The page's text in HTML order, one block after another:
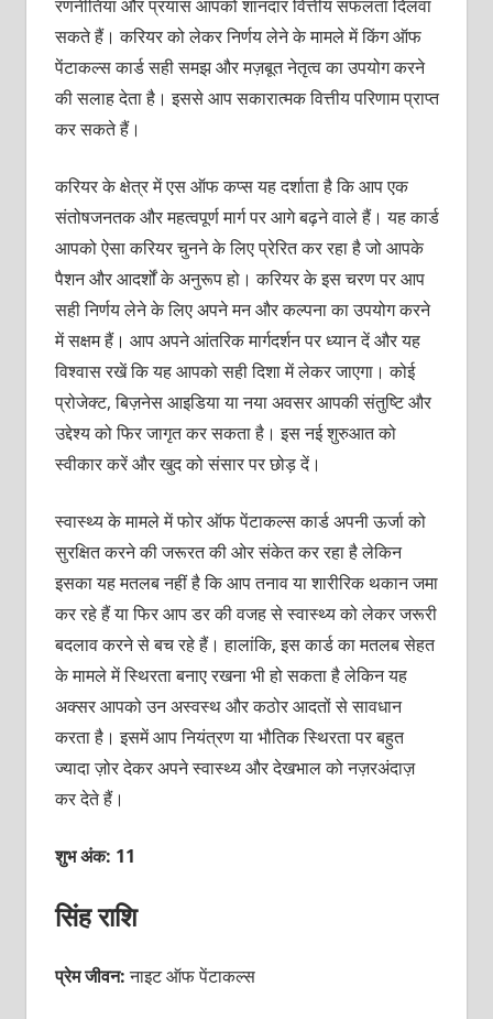
रणनीतियां और प्रयास आपको शानदार वित्तीय सफलता दिलवा
सकते हैं। करियर को लेकर निर्णय लेने के मामले में किंग ऑफ
पेंटाकल्‍स कार्ड सही समझ और मज़बूत नेतृत्‍व का उपयोग करने
की सलाह देता है। इससे आप सकारात्‍मक वित्तीय परिणाम प्राप्‍त
कर सकते हैं।
करियर के क्षेत्र में एस ऑफ कप्‍स यह दर्शाता है कि आप एक
संतोषजनतक और महत्‍वपूर्ण मार्ग पर आगे बढ़ने वाले हैं। यह कार्ड
आपको ऐसा करियर चुनने के लिए प्रेरित कर रहा है जो आपके
पैशन और आदर्शों के अनुरूप हो। करियर के इस चरण पर आप
सही निर्णय लेने के लिए अपने मन और कल्‍पना का उपयोग करने
में सक्षम हैं। आप अपने आंतरिक मार्गदर्शन पर ध्‍यान दें और यह
विश्‍वास रखें कि यह आपको सही दिशा में लेकर जाएगा। कोई
प्रोजेक्‍ट, बिज़नेस आइडिया या नया अवसर आपकी संतुष्टि और
उद्देश्‍य को फिर जागृत कर सकता है। इस नई शुरुआत को
स्‍वीकार करें और खुद को संसार पर छोड़ दें।
स्‍वास्‍थ्‍य के मामले में फोर ऑफ पेंटाकल्‍स कार्ड अपनी ऊर्जा को
सुरक्षित करने की जरूरत की ओर संकेत कर रहा है लेकिन
इसका यह मतलब नहीं है कि आप तनाव या शारीरिक थकान जमा
कर रहे हैं या फिर आप डर की वजह से स्‍वास्‍थ्‍य को लेकर जरूरी
बदलाव करने से बच रहे हैं। हालांकि, इस कार्ड का मतलब सेहत
के मामले में स्थिरता बनाए रखना भी हो सकता है लेकिन यह
अक्‍सर आपको उन अस्‍वस्‍थ और कठोर आदतों से सावधान
करता है। इसमें आप नियंत्रण या भौतिक स्थिरता पर बहुत
ज्‍यादा ज़ोर देकर अपने स्‍वास्‍थ्‍य और देखभाल को नज़रअंदाज़
कर देते हैं।
शुभ अंक: 11
सिंह राशि
प्रेम जीवन:नाइट ऑफ पेंटाकल्स